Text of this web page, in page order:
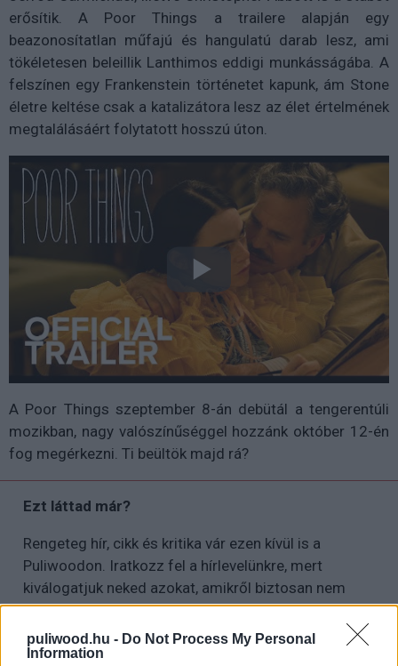
puliwood.hu - Do Not Process My Personal
Information
erősítik. A Poor Things a trailere alapján egy
beazonosítatlan műfajú és hangulatú darab lesz, ami
tökéletesen beleillik Lanthimos eddigi munkásságába. A
felszínen egy Frankenstein történetet kapunk, ám Stone
életre keltése csak a katalizátora lesz az élet értelmének
megtalálásáért folytatott hosszú úton.
A Poor Things szeptember 8-án debütál a tengerentúli
mozikban, nagy valószínűséggel hozzánk október 12-én
fog megérkezni. Ti beültök majd rá?
Ezt láttad már?
Rengeteg hír, cikk és kritika vár ezen kívül is a
Puliwoodon. Iratkozz fel a hírlevelünkre, mert
kiválogatjuk neked azokat, amikről biztosan nem
akarsz lemaradni.